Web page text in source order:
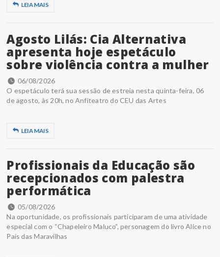
LEIA MAIS
Agosto Lilás: Cia Alternativa
apresenta hoje espetáculo
sobre violência contra a mulher
06/08/2026
O espetáculo terá sua sessão de estreia nesta quinta-feira, 06
de agosto, às 20h, no Anfiteatro do CEU das Artes
LEIA MAIS
Profissionais da Educação são
recepcionados com palestra
performática
05/08/2026
Na oportunidade, os profissionais participaram de uma atividade
especial com o “Chapeleiro Maluco”, personagem do livro Alice no
País das Maravilhas